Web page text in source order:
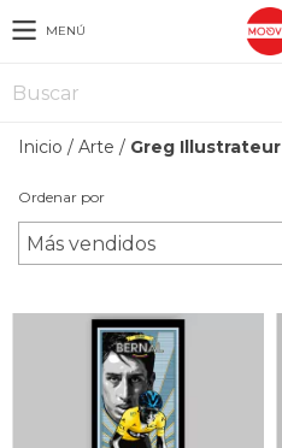
MENÚ
Inicio / Arte / Greg Illustrateur
Ordenar por